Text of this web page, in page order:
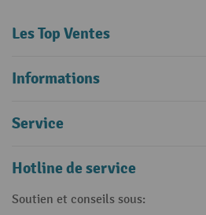
Les Top Ventes
Informations
Service
Hotline de service
Soutien et conseils sous: